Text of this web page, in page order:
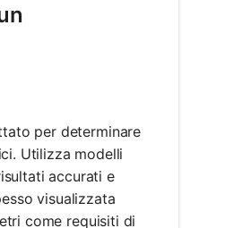
per determinare
Utilizza modelli
accurati e
visualizzata
come requisiti di